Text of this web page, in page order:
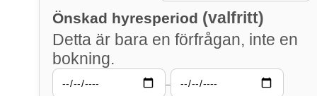
Önskad hyresperiod (valfritt)
Detta är bara en förfrågan, inte en
bokning.
–